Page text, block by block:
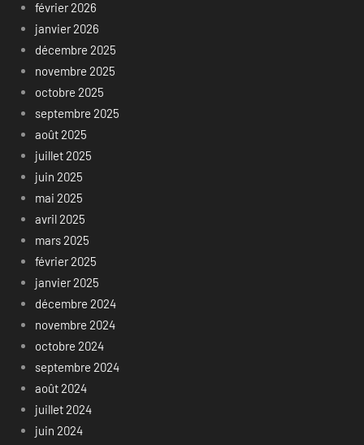
février 2026
janvier 2026
décembre 2025
novembre 2025
octobre 2025
septembre 2025
août 2025
juillet 2025
juin 2025
mai 2025
avril 2025
mars 2025
février 2025
janvier 2025
décembre 2024
novembre 2024
octobre 2024
septembre 2024
août 2024
juillet 2024
juin 2024